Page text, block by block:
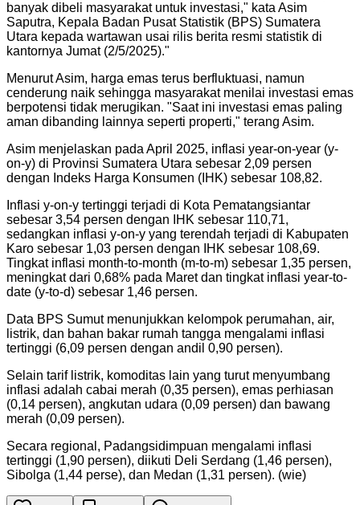
banyak dibeli masyarakat untuk investasi," kata Asim
Saputra, Kepala Badan Pusat Statistik (BPS) Sumatera
Utara kepada wartawan usai rilis berita resmi statistik di
kantornya Jumat (2/5/2025)."
Menurut Asim, harga emas terus berfluktuasi, namun
cenderung naik sehingga masyarakat menilai investasi emas
berpotensi tidak merugikan. "Saat ini investasi emas paling
aman dibanding lainnya seperti properti," terang Asim.
Asim menjelaskan pada April 2025, inflasi year-on-year (y-
on-y) di Provinsi Sumatera Utara sebesar 2,09 persen
dengan Indeks Harga Konsumen (IHK) sebesar 108,82.
Inflasi y-on-y tertinggi terjadi di Kota Pematangsiantar
sebesar 3,54 persen dengan IHK sebesar 110,71,
sedangkan inflasi y-on-y yang terendah terjadi di Kabupaten
Karo sebesar 1,03 persen dengan IHK sebesar 108,69.
Tingkat inflasi month-to-month (m-to-m) sebesar 1,35 persen,
meningkat dari 0,68% pada Maret dan tingkat inflasi year-to-
date (y-to-d) sebesar 1,46 persen.
Data BPS Sumut menunjukkan kelompok perumahan, air,
listrik, dan bahan bakar rumah tangga mengalami inflasi
tertinggi (6,09 persen dengan andil 0,90 persen).
Selain tarif listrik, komoditas lain yang turut menyumbang
inflasi adalah cabai merah (0,35 persen), emas perhiasan
(0,14 persen), angkutan udara (0,09 persen) dan bawang
merah (0,09 persen).
Secara regional, Padangsidimpuan mengalami inflasi
tertinggi (1,90 persen), diikuti Deli Serdang (1,46 persen),
Sibolga (1,44 perse), dan Medan (1,31 persen). (wie)